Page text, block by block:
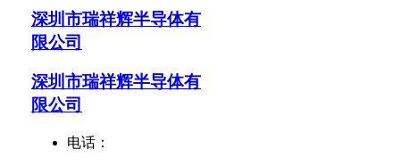
深圳市瑞祥辉半导体有
限公司
深圳市瑞祥辉半导体有
限公司
电话：